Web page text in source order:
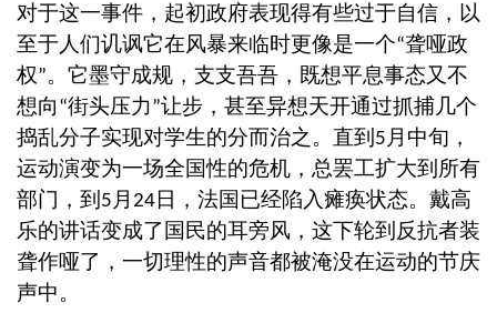
对于这一事件，起初政府表现得有些过于自信，以
至于人们讥讽它在风暴来临时更像是一个“聋哑政
权”。它墨守成规，支支吾吾，既想平息事态又不
想向 “街头压力”让步，甚至异想天开通过抓捕几个
捣乱分子实现对学生的分而治之。直到 5 月中旬，
运动演变为一场全国性的危机，总罢工扩大到所有
部门，到 5 月 24 日，法国已经陷入瘫痪状态。戴高
乐的讲话变成了国民的耳旁风，这下轮到反抗者装
聋作哑了，一切理性的声音都被淹没在运动的节庆
声中。